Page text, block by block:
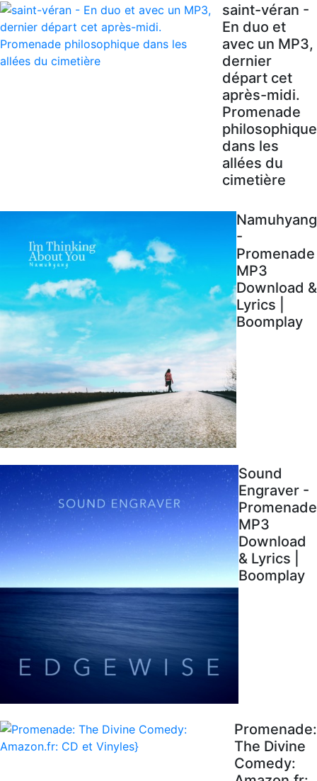
saint-véran -
En duo et
avec un MP3,
dernier
départ cet
après-midi.
Promenade
philosophique
dans les
allées du
cimetière
Namuhyang
-
Promenade
MP3
Download &
Lyrics |
Boomplay
Sound
Engraver -
Promenade
MP3
Download
& Lyrics |
Boomplay
Promenade:
The Divine
Comedy: